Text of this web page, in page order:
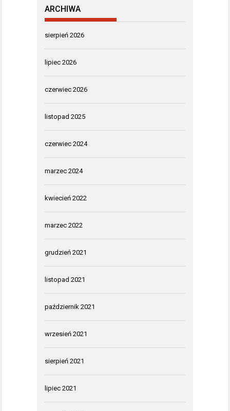
ARCHIWA
sierpień 2026
lipiec 2026
czerwiec 2026
listopad 2025
czerwiec 2024
marzec 2024
kwiecień 2022
marzec 2022
grudzień 2021
listopad 2021
październik 2021
wrzesień 2021
sierpień 2021
lipiec 2021